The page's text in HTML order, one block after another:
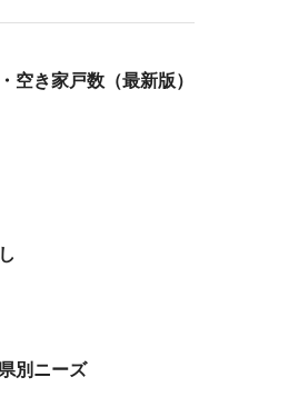
空き家戸数（最新版）
別ニーズ